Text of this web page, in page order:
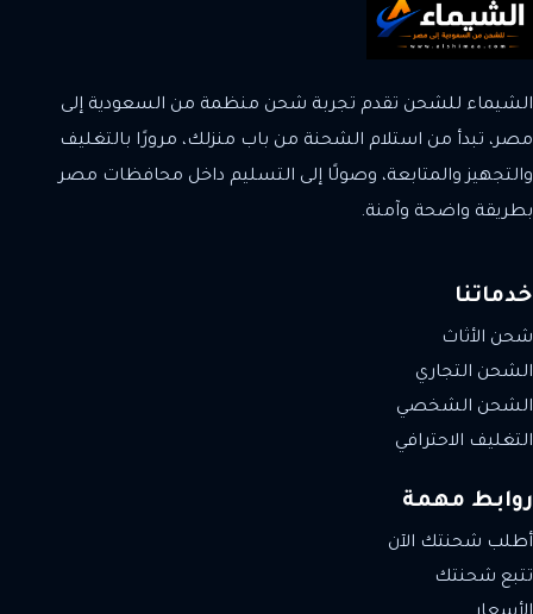
الشيماء للشحن تقدم تجربة شحن منظمة من السعودية إلى
مصر، تبدأ من استلام الشحنة من باب منزلك، مرورًا بالتغليف
والتجهيز والمتابعة، وصولًا إلى التسليم داخل محافظات مصر
بطريقة واضحة وآمنة.
خدماتنا
شحن الأثاث
الشحن التجاري
الشحن الشخصي
التغليف الاحترافي
روابط مهمة
أطلب شحنتك الآن
تتبع شحنتك